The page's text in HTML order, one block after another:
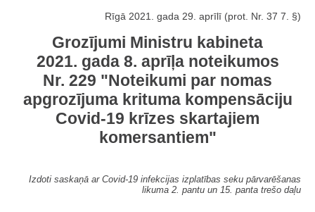
Rīgā 2021. gada 29. aprīlī (prot. Nr. 37 7. §)
Grozījumi Ministru kabineta
2021. gada 8. aprīļa noteikumos
Nr. 229 "Noteikumi par nomas
apgrozījuma krituma kompensāciju
Covid-19 krīzes skartajiem
komersantiem"
Izdoti saskaņā ar Covid-19 infekcijas izplatības seku pārvarēšanas
likuma 2. pantu un 15. panta trešo daļu